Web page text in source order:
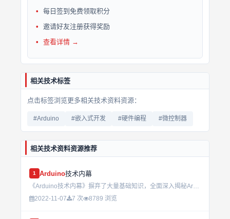
每日签到免费领取积分
邀请好友注册获得奖励
查看详情 →
相关技术标签
点击标签浏览更多相关技术资料资源：
#Arduino #嵌入式开发 #硬件编程 #微控制器
相关技术资料资源推荐
1 Arduino技术内幕
《Arduino技术内幕》摒弃了大量基础知识，全面深入揭秘Arduino 的内部工作原理。其中，它通过“led 闪灯”、“led照明”、“数字钟”等示例作品由浅入深、由易而难介绍Arduino 开发，...
2022-11-07
7 次 8789 浏览